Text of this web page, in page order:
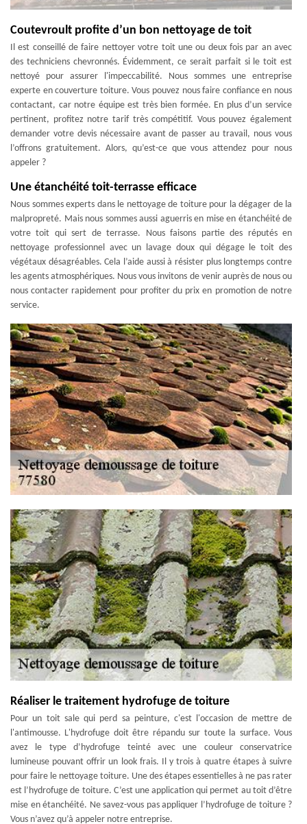
Coutevroult profite d’un bon nettoyage de toit
Il est conseillé de faire nettoyer votre toit une ou deux fois par an avec
des techniciens chevronnés. Évidemment, ce serait parfait si le toit est
nettoyé pour assurer l'impeccabilité. Nous sommes une entreprise
experte en couverture toiture. Vous pouvez nous faire confiance en nous
contactant, car notre équipe est très bien formée. En plus d’un service
pertinent, profitez notre tarif très compétitif. Vous pouvez également
demander votre devis nécessaire avant de passer au travail, nous vous
l’offrons gratuitement. Alors, qu’est-ce que vous attendez pour nous
appeler ?
Une étanchéité toit-terrasse efficace
Nous sommes experts dans le nettoyage de toiture pour la dégager de la
malpropreté. Mais nous sommes aussi aguerris en mise en étanchéité de
votre toit qui sert de terrasse. Nous faisons partie des réputés en
nettoyage professionnel avec un lavage doux qui dégage le toit des
végétaux désagréables. Cela l’aide aussi à résister plus longtemps contre
les agents atmosphériques. Nous vous invitons de venir auprès de nous ou
nous contacter rapidement pour profiter du prix en promotion de notre
service.
Réaliser le traitement hydrofuge de toiture
Pour un toit sale qui perd sa peinture, c'est l'occasion de mettre de
l'antimousse. L'hydrofuge doit être répandu sur toute la surface. Vous
avez le type d’hydrofuge teinté avec une couleur conservatrice
lumineuse pouvant offrir un look frais. Il y trois à quatre étapes à suivre
pour faire le nettoyage toiture. Une des étapes essentielles à ne pas rater
est l’hydrofuge de toiture. C’est une application qui permet au toit d’être
mise en étanchéité. Ne savez-vous pas appliquer l’hydrofuge de toiture ?
Vous n’avez qu’à appeler notre entreprise.